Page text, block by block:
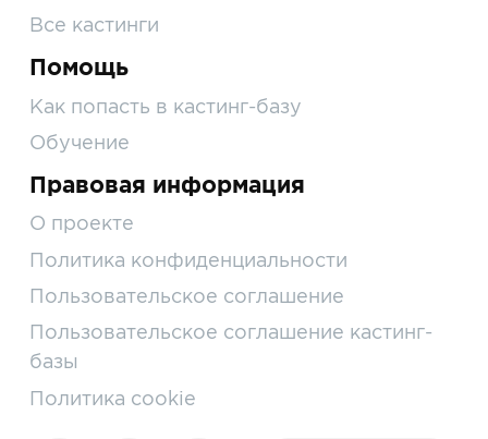
Все кастинги
Помощь
Как попасть в кастинг-базу
Обучение
Правовая информация
О проекте
Политика конфиденциальности
Пользовательское соглашение
Пользовательское соглашение кастинг-
базы
Политика cookie